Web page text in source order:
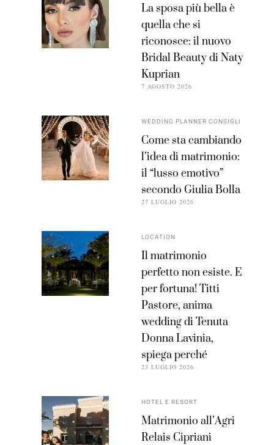
La sposa più bella è
quella che si
riconosce: il nuovo
Bridal Beauty di Naty
Kuprian
7 AGOSTO 2026
WEDDING PLANNER CONSIGLI
Come sta cambiando
l’idea di matrimonio:
il “lusso emotivo”
secondo Giulia Bolla
27 LUGLIO 2026
LOCATION
Il matrimonio
perfetto non esiste. E
per fortuna! Titti
Pastore, anima
wedding di Tenuta
Donna Lavinia,
spiega perché
23 LUGLIO 2026
HOTEL E RESORT
Matrimonio all’Agri
Relais Cipriani